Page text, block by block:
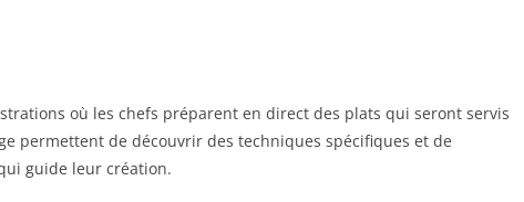
où les chefs préparent en direct des plats qui seront servis
permettent de découvrir des techniques spécifiques et de
guide leur création.